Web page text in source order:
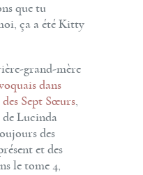
que tu
ça a été Kitty
grand-mère
dans
Sept Sœurs,
de Lucinda
des
et des
le tome 4,